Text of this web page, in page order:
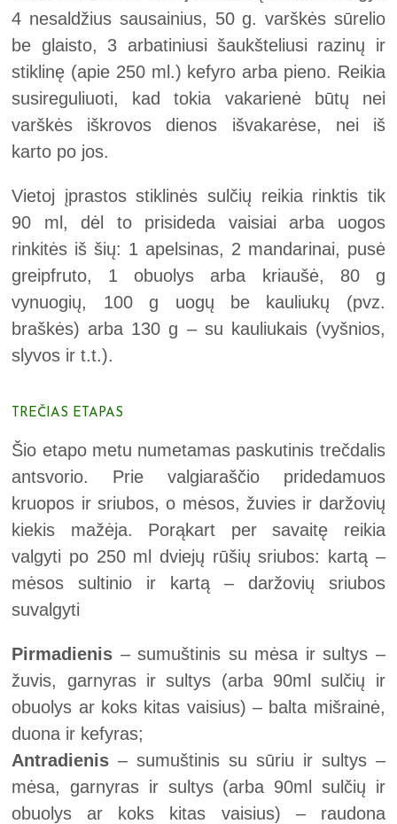
4 nesaldžius sausainius, 50 g. varškės sūrelio
be glaisto, 3 arbatiniusi šaukšteliusi razinų ir
stiklinę (apie 250 ml.) kefyro arba pieno. Reikia
susireguliuoti, kad tokia vakarienė būtų nei
varškės iškrovos dienos išvakarėse, nei iš
karto po jos.
Vietoj įprastos stiklinės sulčių reikia rinktis tik
90 ml, dėl to prisideda vaisiai arba uogos
rinkitės iš šių: 1 apelsinas, 2 mandarinai, pusė
greipfruto, 1 obuolys arba kriaušė, 80 g
vynuogių, 100 g uogų be kauliukų (pvz.
braškės) arba 130 g – su kauliukais (vyšnios,
slyvos ir t.t.).
TREČIAS ETAPAS
Šio etapo metu numetamas paskutinis trečdalis
antsvorio. Prie valgiaraščio pridedamuos
kruopos ir sriubos, o mėsos, žuvies ir daržovių
kiekis mažėja. Porąkart per savaitę reikia
valgyti po 250 ml dviejų rūšių sriubos: kartą –
mėsos sultinio ir kartą – daržovių sriubos
suvalgyti
Pirmadienis – sumuštinis su mėsa ir sultys –
žuvis, garnyras ir sultys (arba 90ml sulčių ir
obuolys ar koks kitas vaisius) – balta mišrainė,
duona ir kefyras;
Antradienis – sumuštinis su sūriu ir sultys –
mėsa, garnyras ir sultys (arba 90ml sulčių ir
obuolys ar koks kitas vaisius) – raudona